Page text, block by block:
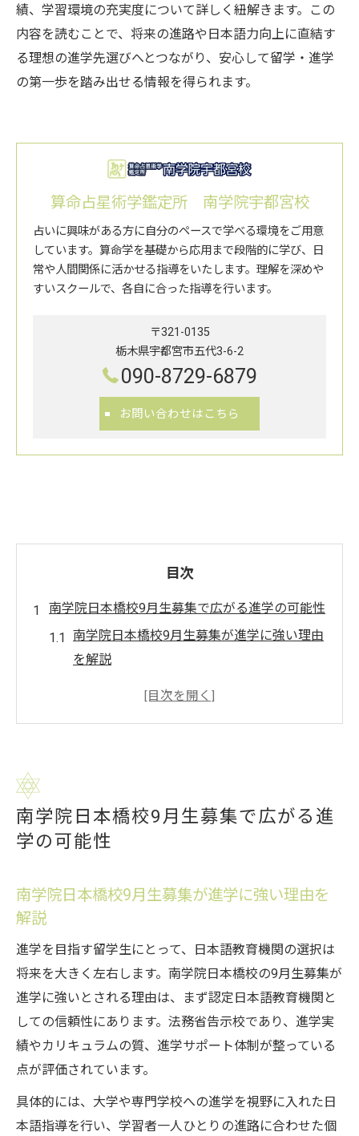
績、学習環境の充実度について詳しく紐解きます。この
内容を読むことで、将来の進路や日本語力向上に直結す
る理想の進学先選びへとつながり、安心して留学・進学
の第一歩を踏み出せる情報を得られます。
算命占星術学鑑定所 南学院宇都宮校
占いに興味がある方に自分のペースで学べる環境をご用意
しています。算命学を基礎から応用まで段階的に学び、日
常や人間関係に活かせる指導をいたします。理解を深めや
すいスクールで、各自に合った指導を行います。
〒321-0135
栃木県宇都宮市五代3-6-2
090-8729-6879
お問い合わせはこちら
目次
南学院日本橋校9月生募集で広がる進学の可能性
南学院日本橋校9月生募集が進学に強い理由
を解説
認定日本語教育機関一覧から見る南学院日
徴とは
優良校一覧でも注目の南学院日本橋校9月生
認定日本語教育機関選びで未来を切り拓く方法
検討
認定日本語教育機関とは何かを理解する重
要性
認定日本語教育機関一覧を活用した進学戦
略
法務省告示の日本語教育機関で学ぶ安心感
認定結果を踏まえた南学院日本橋校9月生募
集の選び方
南学院日本橋校9月生募集で広がる進
学の可能性
南学院日本橋校9月生募集が進学に強い理由を
解説
進学を目指す留学生にとって、日本語教育機関の選択は
将来を大きく左右します。南学院日本橋校の9月生募集が
進学に強いとされる理由は、まず認定日本語教育機関と
しての信頼性にあります。法務省告示校であり、進学実
績やカリキュラムの質、進学サポート体制が整っている
点が評価されています。
具体的には、大学や専門学校への進学を視野に入れた日
本語指導を行い、学習者一人ひとりの進路に合わせた個